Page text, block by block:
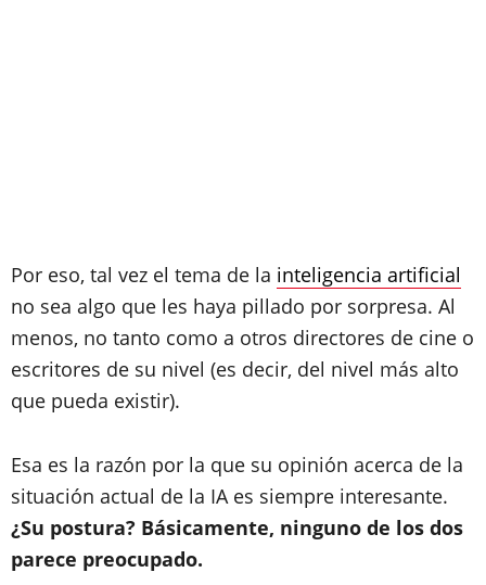
Por eso, tal vez el tema de la inteligencia artificial
no sea algo que les haya pillado por sorpresa. Al
menos, no tanto como a otros directores de cine o
escritores de su nivel (es decir, del nivel más alto
que pueda existir).
Esa es la razón por la que su opinión acerca de la
situación actual de la IA es siempre interesante.
¿Su postura? Básicamente, ninguno de los dos
parece preocupado.